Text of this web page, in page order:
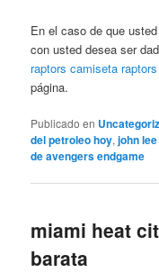
En el caso de que
con usted desea ser
raptors camiseta raptors
página.
Publicado en
del petroleo hoy,john
de avengers endgame
miami heat
barata